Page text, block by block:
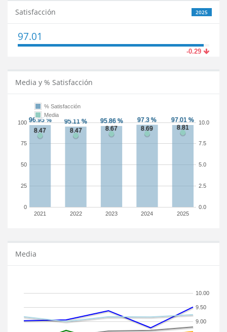
2025
Satisfacción
97.01
-0.29
Media y % Satisfacción
2021 2022 2023 2024 2025
0
25
50
75
100
0.0
2.5
5.0
7.5
10.0
% Satisfacción
Media
Media
9.00
9.50
10.00